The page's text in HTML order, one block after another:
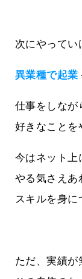
次にやってい
異業種で起業
仕事をしなが
好きなことを
今はネット上
やる気さえあ
スキルを身に
ただ、実績が